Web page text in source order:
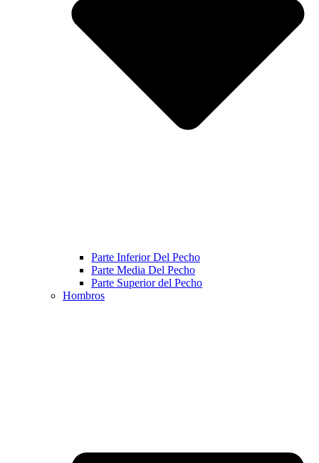
Parte Inferior Del Pecho
Parte Media Del Pecho
Parte Superior del Pecho
Hombros